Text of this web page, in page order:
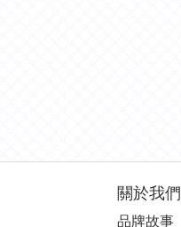
關於我們
品牌故事